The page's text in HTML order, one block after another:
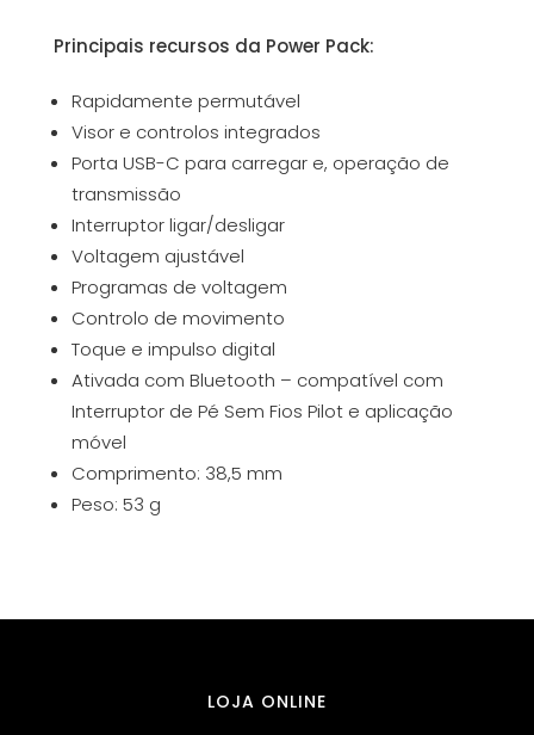
Principais recursos da Power Pack:
Rapidamente permutável
Visor e controlos integrados
Porta USB-C para carregar e, operação de
transmissão
Interruptor ligar/desligar
Voltagem ajustável
Programas de voltagem
Controlo de movimento
Toque e impulso digital
Ativada com Bluetooth – compatível com
Interruptor de Pé Sem Fios Pilot e aplicação
móvel
Comprimento: 38,5 mm
Peso: 53 g
LOJA ONLINE